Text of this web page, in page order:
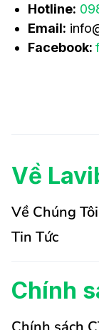
Hotline:
Email:
Facebook:
Về
Về Chúng Tôi
Tin Tức
Chính